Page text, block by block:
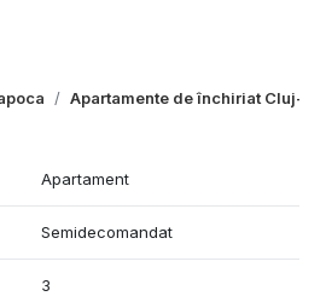
Apartamente de închiriat Cluj-
principală, în zona Eugen Ionesco,
către oraș. E genul de loc unde
și primitor — potrivit atât pentru
sau pentru cineva care
electrocasnice de calitate și
Apartament
Semidecomandat
3